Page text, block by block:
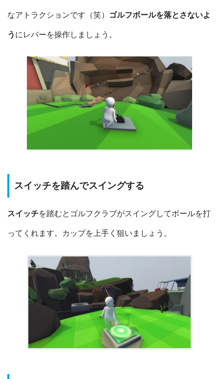
なアトラクションです（笑） ゴルフボールを落とさないよ
う にレバーを操作しましょう。
スイッチを踏んでスイングする
スイッチを踏むとゴルフクラブがスイングしてボールを打
ってくれます。カップを上手く狙いましょう。